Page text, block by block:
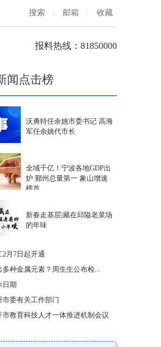
搜索 | 邮箱 | 收藏
报料热线：81850000
闻点击榜
沃勇特任余姚市委书记 高海
军任余姚代市长
全域千亿！宁波各地GDP出
炉 鄞州总量第一 象山增速
榜首
新春走基层|藏在邱隘老菜场
的年味
月7日起开通
多种金属元素？周生生公布检...
日期
市委有关工作部门
市教育科技人才一体推进机制会议